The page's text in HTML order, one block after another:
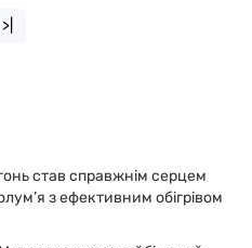
>|
став справжнім серцем
з ефективним обігрівом